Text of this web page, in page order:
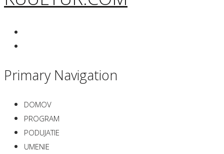
Primary Navigation
DOMOV
PROGRAM
PODUJATIE
UMENIE